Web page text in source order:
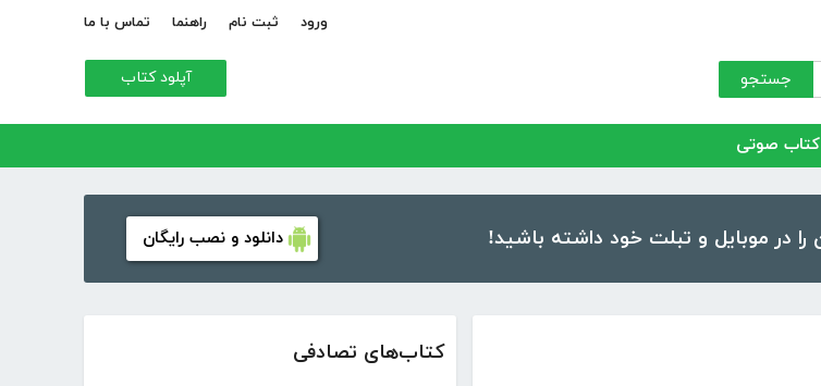
ورود ثبت نام راهنما تماس با ما
جستجو آپلود کتاب
کتاب صوتی
دانلود و نصب رایگان
کتاب‌های تصادفی